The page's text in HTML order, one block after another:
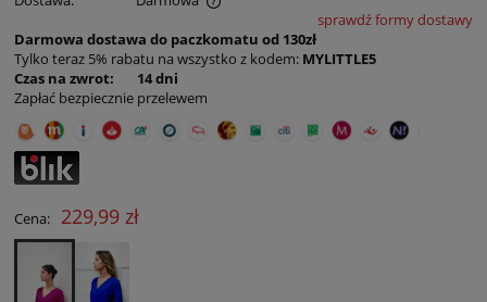
Cena nie zawiera ewentualnych kosztów płatnościsprawdź formy dostawy
Darmowa dostawa do paczkomatu od 130zł
Tylko teraz 5% rabatu na wszystko z kodem: MYLITTLE5
Czas na zwrot: 14 dni
Zapłać bezpiecznie przelewem
Cena: 229,99 zł